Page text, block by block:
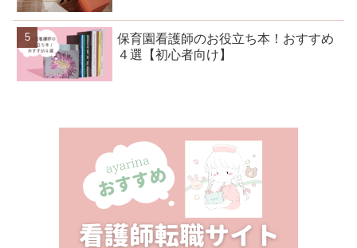
保育園看護師のお役立ち本！おすすめ
４選【初心者向け】